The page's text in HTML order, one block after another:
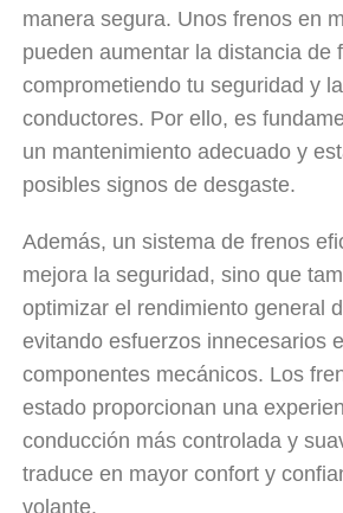
manera segura. Unos frenos en
pueden aumentar la distancia de
comprometiendo tu seguridad y
conductores. Por ello, es
un mantenimiento adecuado y
posibles signos de desgaste.
Además, un sistema de frenos
mejora la seguridad, sino que
optimizar el rendimiento general
evitando esfuerzos innecesarios
componentes mecánicos. Los
estado proporcionan una
conducción más controlada y
traduce en mayor confort y
volante.